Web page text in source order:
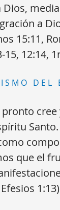
a
15:11,
12:14,
DEL
que el
1:13)